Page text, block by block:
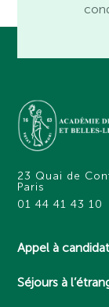
23 Quai de
Paris
01 44 41 43 10
Appel à
Séjours à